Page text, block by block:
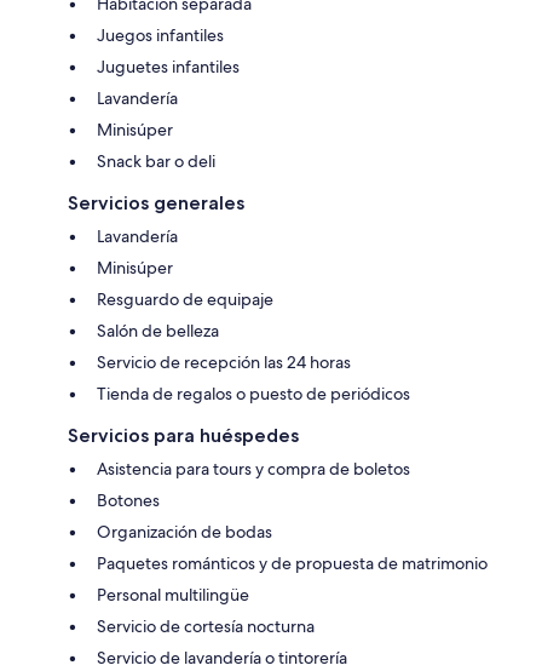
Juegos infantiles
Juguetes infantiles
Lavandería
Minisúper
Snack bar o deli
Servicios generales
Lavandería
Minisúper
Resguardo de equipaje
Salón de belleza
Servicio de recepción las 24 horas
Tienda de regalos o puesto de periódicos
Servicios para huéspedes
Asistencia para tours y compra de boletos
Botones
Organización de bodas
Paquetes románticos y de propuesta de matrimonio
Personal multilingüe
Servicio de cortesía nocturna
Servicio de lavandería o tintorería